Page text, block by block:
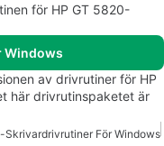
för HP GT 5820-
Windows
av drivrutiner för HP
här drivrutinspaketet är
Skrivardrivrutiner För Windows